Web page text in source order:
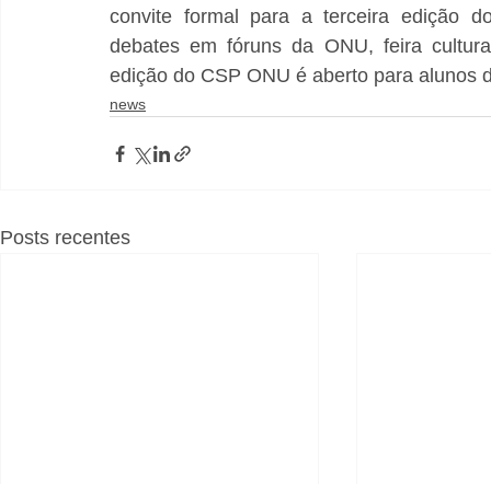
convite formal para a terceira edição
debates em fóruns da ONU, feira
edição do CSP ONU é aberto para
news
Posts recentes